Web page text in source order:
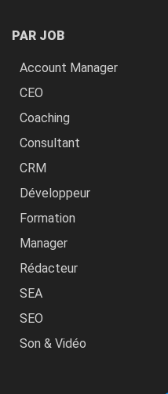
PAR JOB
Account Manager
CEO
Coaching
Consultant
CRM
Développeur
Formation
Manager
Rédacteur
SEA
SEO
Son & Vidéo